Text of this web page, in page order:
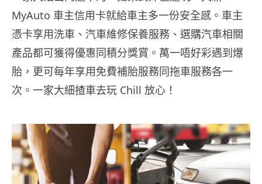
MyAuto 車主信用卡就給車主多一份安全感。車主
憑卡享用洗車、汽車維修保養服務、選購汽車相關
產品都可獲得優惠同積分獎賞。萬一唔好彩遇到爆
胎，更可每年享用免費補胎服務同拖車服務各一
次。一家大細揸車去玩 Chill 放心！